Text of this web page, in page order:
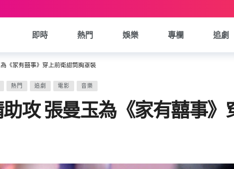
即時 熱門 娛樂 專欄 追劇
《家有囍事》穿上前衛甜筒胸罩裝
熱門 追劇 電影 音樂
攻 張曼玉為《家有囍事